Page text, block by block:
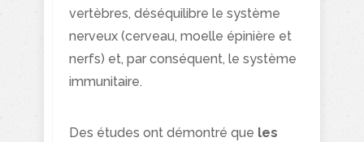
vertèbres, déséquilibre le système
nerveux (cerveau, moelle épinière et
nerfs) et, par conséquent, le système
immunitaire.
Des études ont démontré que les